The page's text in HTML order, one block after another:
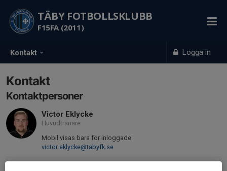
Kontakt Logga in
TÄBY FOTBOLLSKLUBB
F15FA (2011)
Kontakt
Kontaktpersoner
Victor Eklycke
Huvudtränare
Mobil visas bara för inloggade
victor.eklycke@tabyfk.se